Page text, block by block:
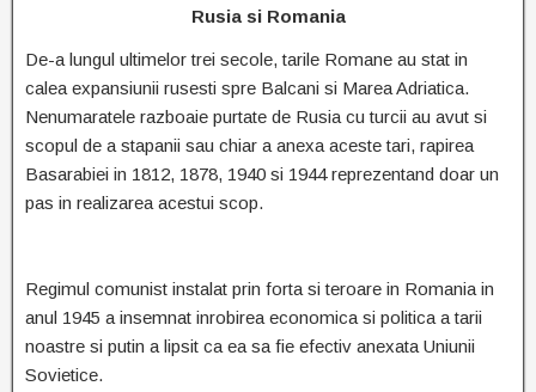
Rusia si Romania
De-a lungul ultimelor trei secole, tarile Romane au stat in
calea expansiunii rusesti spre Balcani si Marea Adriatica.
Nenumaratele razboaie purtate de Rusia cu turcii au avut si
scopul de a stapanii sau chiar a anexa aceste tari, rapirea
Basarabiei in 1812, 1878, 1940 si 1944 reprezentand doar un
pas in realizarea acestui scop.
Regimul comunist instalat prin forta si teroare in Romania in
anul 1945 a insemnat inrobirea economica si politica a tarii
noastre si putin a lipsit ca ea sa fie efectiv anexata Uniunii
Sovietice.